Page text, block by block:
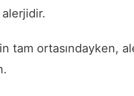
tam ortasındayken,